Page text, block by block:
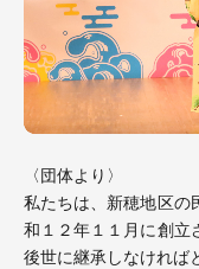
〈団体より〉
私たちは、新穂地区の
和１２年１１月に創立
後世に継承しなければ